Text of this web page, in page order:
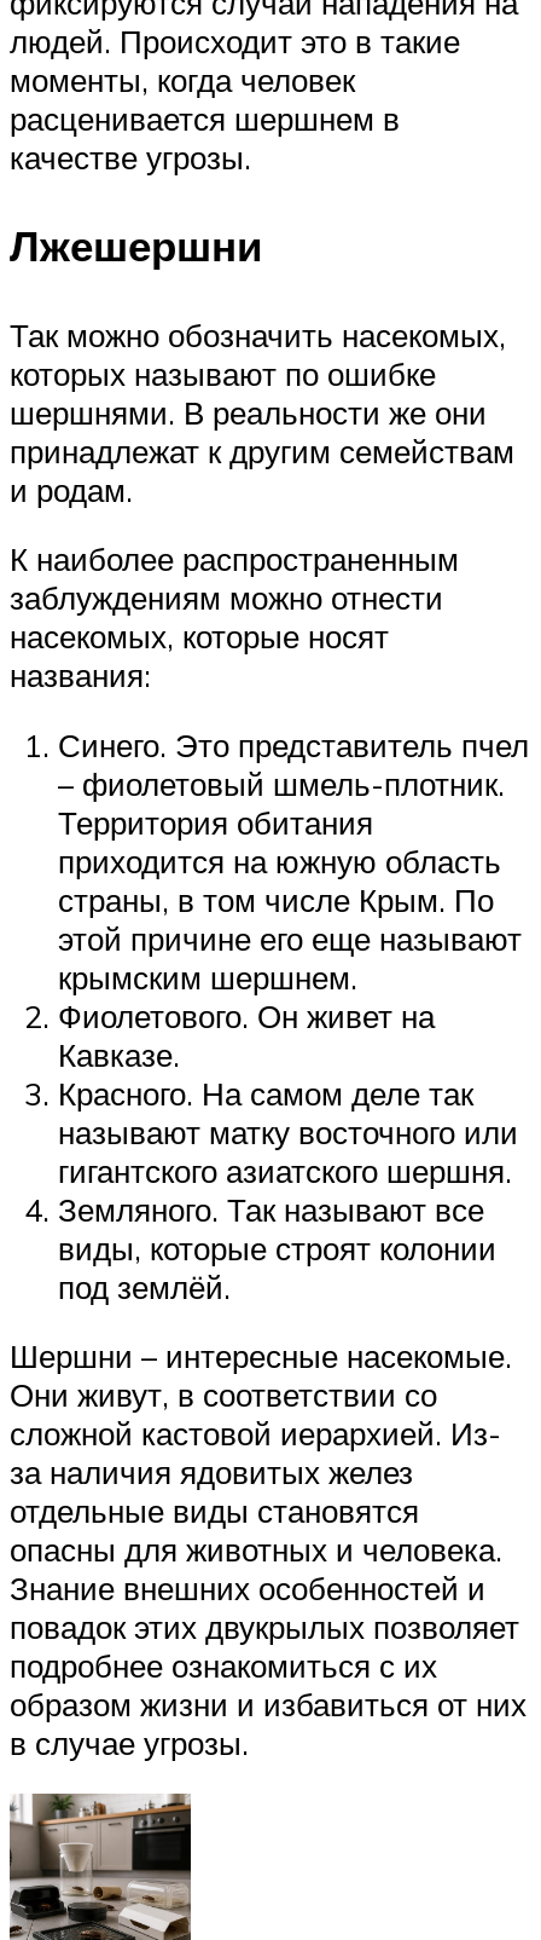
людей. Происходит это в такие
моменты, когда человек
расценивается шершнем в
качестве угрозы.
Лжешершни
Так можно обозначить насекомых,
которых называют по ошибке
шершнями. В реальности же они
принадлежат к другим семействам
и родам.
К наиболее распространенным
заблуждениям можно отнести
насекомых, которые носят
названия:
Синего. Это представитель пчел
– фиолетовый шмель-плотник.
Территория обитания
приходится на южную область
страны, в том числе Крым. По
этой причине его еще называют
крымским шершнем.
Фиолетового. Он живет на
Кавказе.
Красного. На самом деле так
называют матку восточного или
гигантского азиатского шершня.
Земляного. Так называют все
виды, которые строят колонии
под землёй.
Шершни – интересные насекомые.
Они живут, в соответствии со
сложной кастовой иерархией. Из-
за наличия ядовитых желез
отдельные виды становятся
опасны для животных и человека.
Знание внешних особенностей и
повадок этих двукрылых позволяет
подробнее ознакомиться с их
образом жизни и избавиться от них
в случае угрозы.